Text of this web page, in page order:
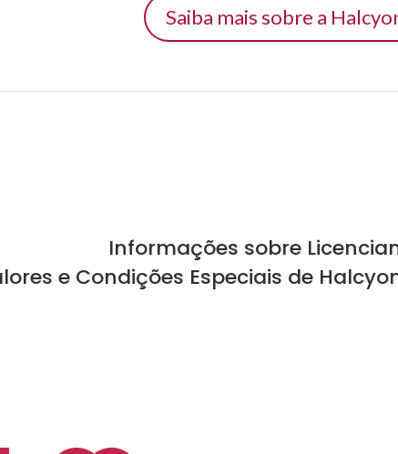
Saiba mais sobre a
Informações sobre
e Condições Especiais de